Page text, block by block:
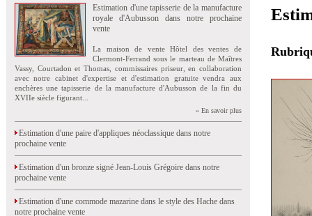
Estimation d'une tapisserie de la manufacture
royale d'Aubusson dans notre prochaine
vente
La maison de vente Hôtel des ventes de
Clermont-Ferrand sous le marteau de Maîtres
Vassy, Courtadon et Thomas, commissaires priseur, en collaboration
avec notre cabinet d'expertise et d'estimation gratuite vendra aux
enchères une tapisserie de la manufacture d'Aubusson de la fin du
XVIIe siècle figurant...
» En savoir plus
Estimation d'une paire d'appliques néoclassique dans notre
prochaine vente
Estimation d'un bronze signé Jean-Louis Grégoire dans notre
prochaine vente
Estimation d'une commode mazarine dans le style des Hache dans
notre prochaine vente